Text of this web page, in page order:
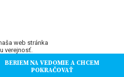
web stránka
verejnosť.
BERIEM NA VEDOMIE A CHCEM
POKRAČOVAŤ